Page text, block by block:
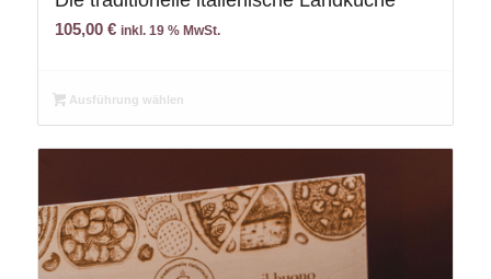
105,00 € inkl. 19 % MwSt.
Ausführung wählen